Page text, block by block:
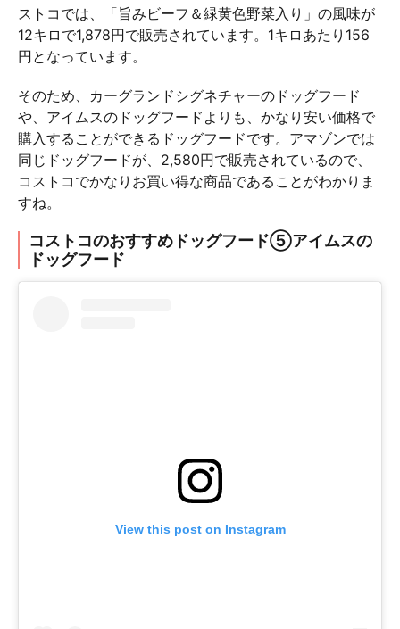
ストコでは、「旨みビーフ＆緑黄色野菜入り」の風味が
12キロで1,878円で販売されています。1キロあたり156
円となっています。
そのため、カーグランドシグネチャーのドッグフード
や、アイムスのドッグフードよりも、かなり安い価格で
購入することができるドッグフードです。アマゾンでは
同じドッグフードが、2,580円で販売されているので、
コストコでかなりお買い得な商品であることがわかりま
すね。
コストコのおすすめドッグフード⑤アイムスの
ドッグフード
View this post on Instagram